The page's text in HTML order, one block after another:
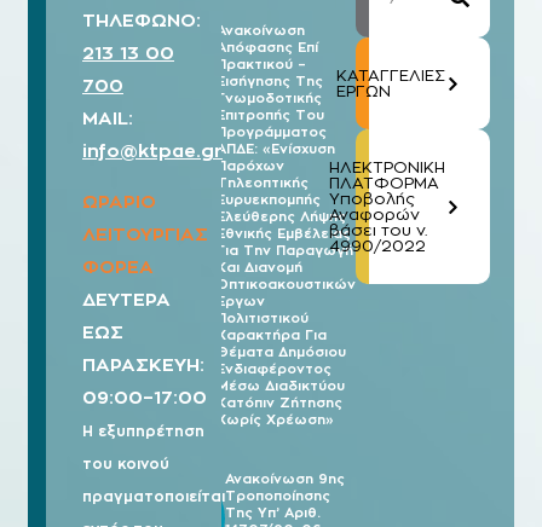
ΤΗΛΕΦΩΝΟ:
213 13 00
700
MAIL:
info@ktpae.gr
ΩΡΑΡΙΟ
ΛΕΙΤΟΥΡΓΙΑΣ
ΦΟΡΕΑ
ΔΕΥΤΕΡΑ
ΕΩΣ
ΠΑΡΑΣΚΕΥΗ:
09:00–17:00
Η εξυπηρέτηση
του κοινού
πραγματοποιείται
Ανακοίνωση
Απόφασης Επί
Πρακτικού –
Εισήγησης Της
Γνωμοδοτικής
Επιτροπής Του
Προγράμματος
ΑΠΔΕ: «Ενίσχυση
Παρόχων
Τηλεοπτικής
Ευρυεκπομπής
Ελεύθερης Λήψης
Εθνικής Εμβέλειας
Για Την Παραγωγή
Και Διανομή
Οπτικοακουστικών
Έργων
Πολιτιστικού
Χαρακτήρα Για
Θέματα Δημόσιου
Ενδιαφέροντος
Μέσω Διαδικτύου
Κατόπιν Ζήτησης
Χωρίς Χρέωση»
03/08
Ανακοίνωση 9ης
Τροποποίησης
Της Υπ’ Αριθ.
03/08
2026
ΚΑΤΑΓΓΕΛΙΕΣ
ΕΡΓΩΝ
ΗΛΕΚΤΡΟΝΙΚΗ
ΠΛΑΤΦΟΡΜΑ
Υποβολής
Αναφορών
βάσει του ν.
4990/2022